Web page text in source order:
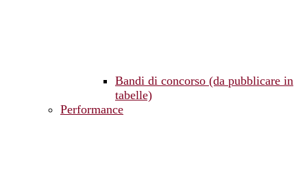
Bandi di concorso (da pubblicare in
tabelle)
Performance